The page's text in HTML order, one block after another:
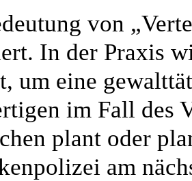
von
In der Praxis
um eine
im Fall des
plant oder
am